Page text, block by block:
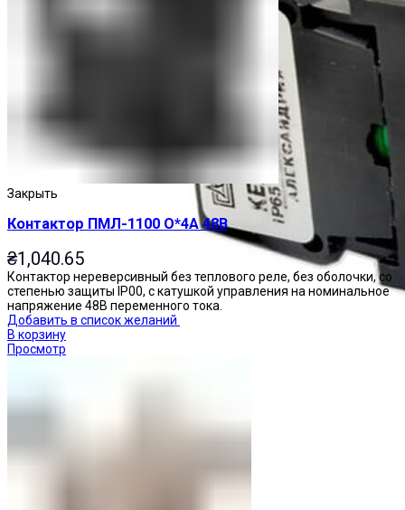
Закрыть
Контактор ПМЛ-1100 О*4А 48В
₴1,040.65
Контактор нереверсивный без теплового реле, без оболочки, со
степенью защиты IP00, с катушкой управления на номинальное
напряжение 48В переменного тока.
Добавить в список желаний
В корзину
Просмотр